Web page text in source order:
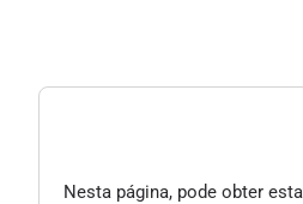
Nesta página, pode obter